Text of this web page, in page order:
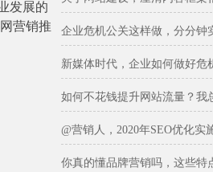
发展的
营销推
企业危机公关这样做，分分钟
新媒体时代，企业如何做好危
如何不花钱提升网站流量？我
@营销人，2020年SEO优化实
你真的懂品牌营销吗，这些特